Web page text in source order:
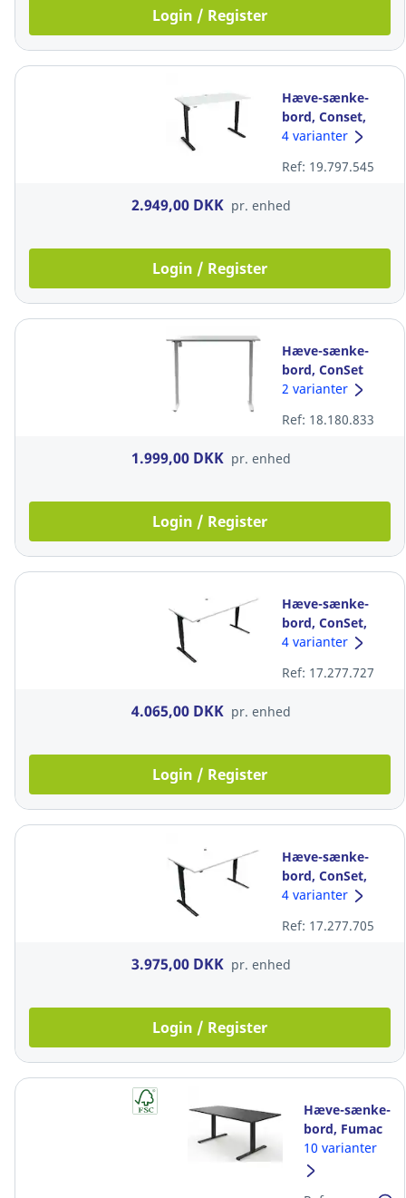
Login / Register
Hæve-sænke-
bord, Conset,
hvid/sort, B: 80
kg
4 varianter
Ref: 19.797.545
2.949,00 DKK pr. enhed
Login / Register
Hæve-sænke-
bord, ConSet
HeighTivity, 68-
hvidt
2 varianter
Ref: 18.180.833
1.999,00 DKK pr. enhed
Login / Register
Hæve-sænke-
bord, ConSet,
kabelhul, 80 x
125 cm
4 varianter
Ref: 17.277.727
4.065,00 DKK pr. enhed
Login / Register
Hæve-sænke-
bord, ConSet,
kabelhul, 80 x
125 cm
4 varianter
Ref: 17.277.705
3.975,00 DKK pr. enhed
Login / Register
Hæve-sænke-
bord, Fumac
Upgrade, D:
80 cm,
10 varianter